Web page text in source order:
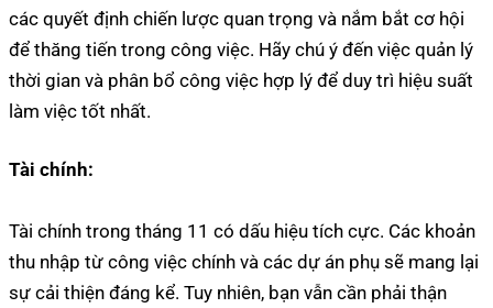
các quyết định chiến lược quan trọng và nắm bắt cơ hội
để thăng tiến trong công việc. Hãy chú ý đến việc quản lý
thời gian và phân bổ công việc hợp lý để duy trì hiệu suất
làm việc tốt nhất.
Tài chính:
Tài chính trong tháng 11 có dấu hiệu tích cực. Các khoản
thu nhập từ công việc chính và các dự án phụ sẽ mang lại
sự cải thiện đáng kể. Tuy nhiên, bạn vẫn cần phải thận